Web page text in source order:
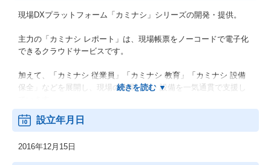
現場DXプラットフォーム「カミナシ」シリーズの開発・提供。
主力の「カミナシ レポート」は、現場帳票をノーコードで電子化
できるクラウドサービスです。
加えて、「カミナシ 従業員」「カミナシ 教育」「カミナシ 設備
保全」などを展開し、現場の作業・人・設備を一気通貫で支援し
2020年6月の提供開始以来、製造、飲食、宿泊、小売、物流など30
同社は日本の就業人口の半数超にあたる約3,900万人のノンデスク
設立年月日
2016年12月15日